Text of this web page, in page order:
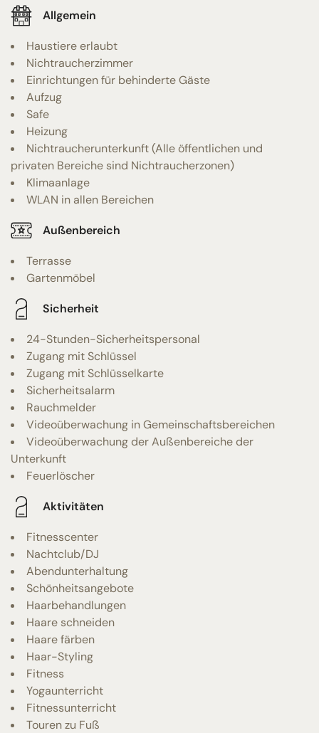
Allgemein
Haustiere erlaubt
Nichtraucherzimmer
Einrichtungen für behinderte Gäste
Aufzug
Safe
Heizung
Nichtraucherunterkunft (Alle öffentlichen und
privaten Bereiche sind Nichtraucherzonen)
Klimaanlage
WLAN in allen Bereichen
Außenbereich
Terrasse
Gartenmöbel
Sicherheit
24-Stunden-Sicherheitspersonal
Zugang mit Schlüssel
Zugang mit Schlüsselkarte
Sicherheitsalarm
Rauchmelder
Videoüberwachung in Gemeinschaftsbereichen
Videoüberwachung der Außenbereiche der
Unterkunft
Feuerlöscher
Aktivitäten
Fitnesscenter
Nachtclub/DJ
Abendunterhaltung
Schönheitsangebote
Haarbehandlungen
Haare schneiden
Haare färben
Haar-Styling
Fitness
Yogaunterricht
Fitnessunterricht
Touren zu Fuß